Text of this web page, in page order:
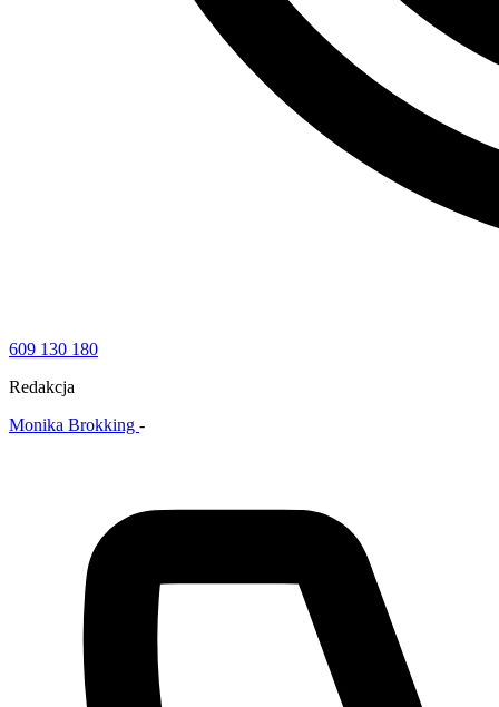
609 130 180
Redakcja
Monika Brokking -